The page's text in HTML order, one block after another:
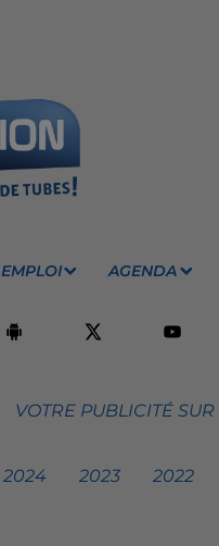
EMPLOI AGENDA
VOTRE PUBLICITÉ
2024 2023 2022